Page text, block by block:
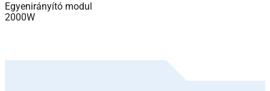
Egyenirányító modul
2000W